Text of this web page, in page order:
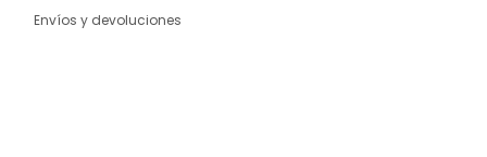
Envíos y devoluciones